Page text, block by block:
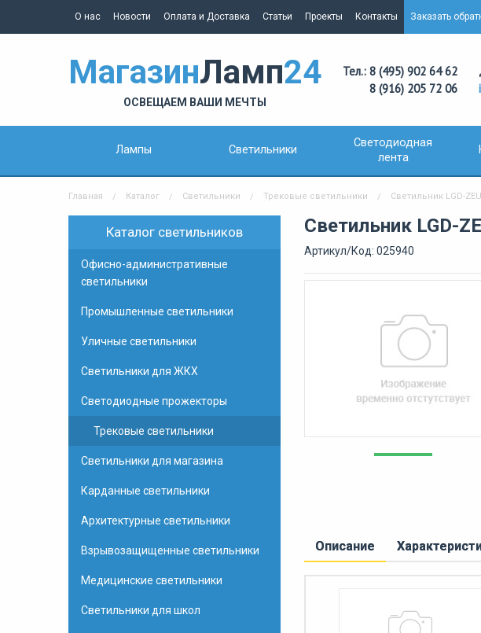
О нас Новости Оплата и Доставка Статьи Проекты Контакты Заказать
МагазинЛамп24
ОСВЕЩАЕМ ВАШИ МЕЧТЫ
Тел.: 8 (495) 902 64 62
8 (916) 205 72 06
Лампы Светильники
Светодиодная
лента
Главная Каталог Светильники Трековые светильники Светильник LGD-
Каталог светильников
Офисно-административные
светильники
Промышленные светильники
Уличные светильники
Светильники для ЖКХ
Светодиодные прожекторы
Трековые светильники
Светильники для магазина
Карданные светильники
Архитектурные светильники
Взрывозащищенные светильники
Медицинские светильники
Светильники для школ
Светильник LGD-
Артикул/Код: 025940
Описание